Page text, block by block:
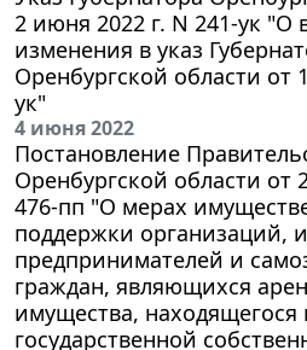
2 июня 2022 г. N 241-ук "О
изменения в указ
Оренбургской области от
ук"
4 июня 2022
Постановление
Оренбургской области от
476-пп "О мерах
поддержки организаций,
предпринимателей и
граждан, являющихся
имущества, находящегося
государственной